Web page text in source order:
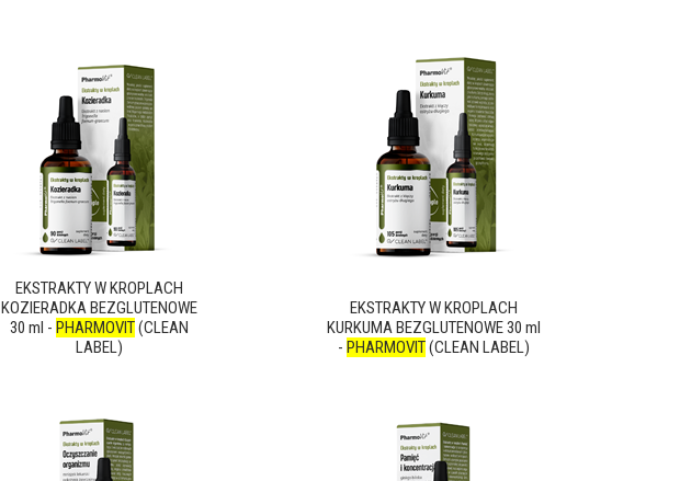
EKSTRAKTY W KROPLACH
KOZIERADKA BEZGLUTENOWE
30 ml - PHARMOVIT(CLEAN
LABEL)
EKSTRAKTY W KROPLACH
KURKUMA BEZGLUTENOWE 30 ml
- PHARMOVIT(CLEAN LABEL)